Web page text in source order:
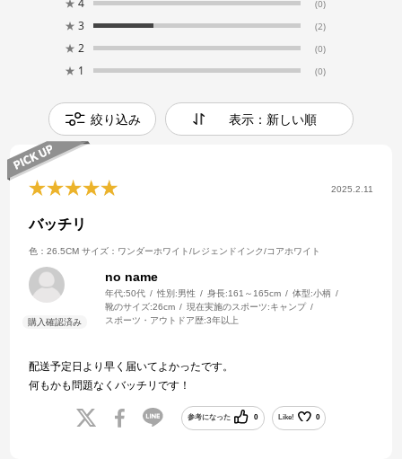
(0)
★ 3 (2)
★ 2 (0)
★ 1 (0)
絞り込み 表示：新しい順
2025.2.11
バッチリ
色：26.5CM サイズ：ワンダーホワイト/レジェンドインク/コアホワイト
no name
年代:50代 性別:男性 身長:161～165cm 体型:小柄
靴のサイズ:26cm 現在実施のスポーツ:キャンプ
スポーツ・アウトドア歴:3年以上
配送予定日より早く届いてよかったです。
何もかも問題なくバッチリです！
参考になった 0 Like! 0